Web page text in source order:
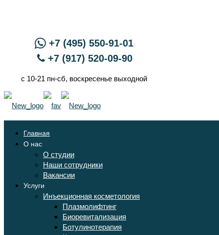
+7 (495) 550-91-01
+7 (917) 520-09-90
с 10-21 пн-сб, воскресенье выходной
Главная
О нас
О студии
Наши сотрудники
Вакансии
Услуги
Инъекционная косметология
Плазмолифтинг
Биоревитализация
Ботулинотерапия